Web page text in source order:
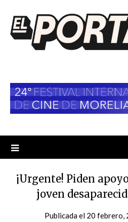
contenido
¡Urgente! Piden
joven
Publicada el 20 febrero,